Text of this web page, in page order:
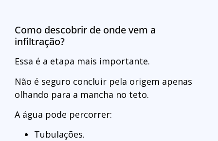
Como descobrir de onde vem a
infiltração?
Essa é a etapa mais importante.
Não é seguro concluir pela origem apenas
olhando para a mancha no teto.
A água pode percorrer:
Tubulações.